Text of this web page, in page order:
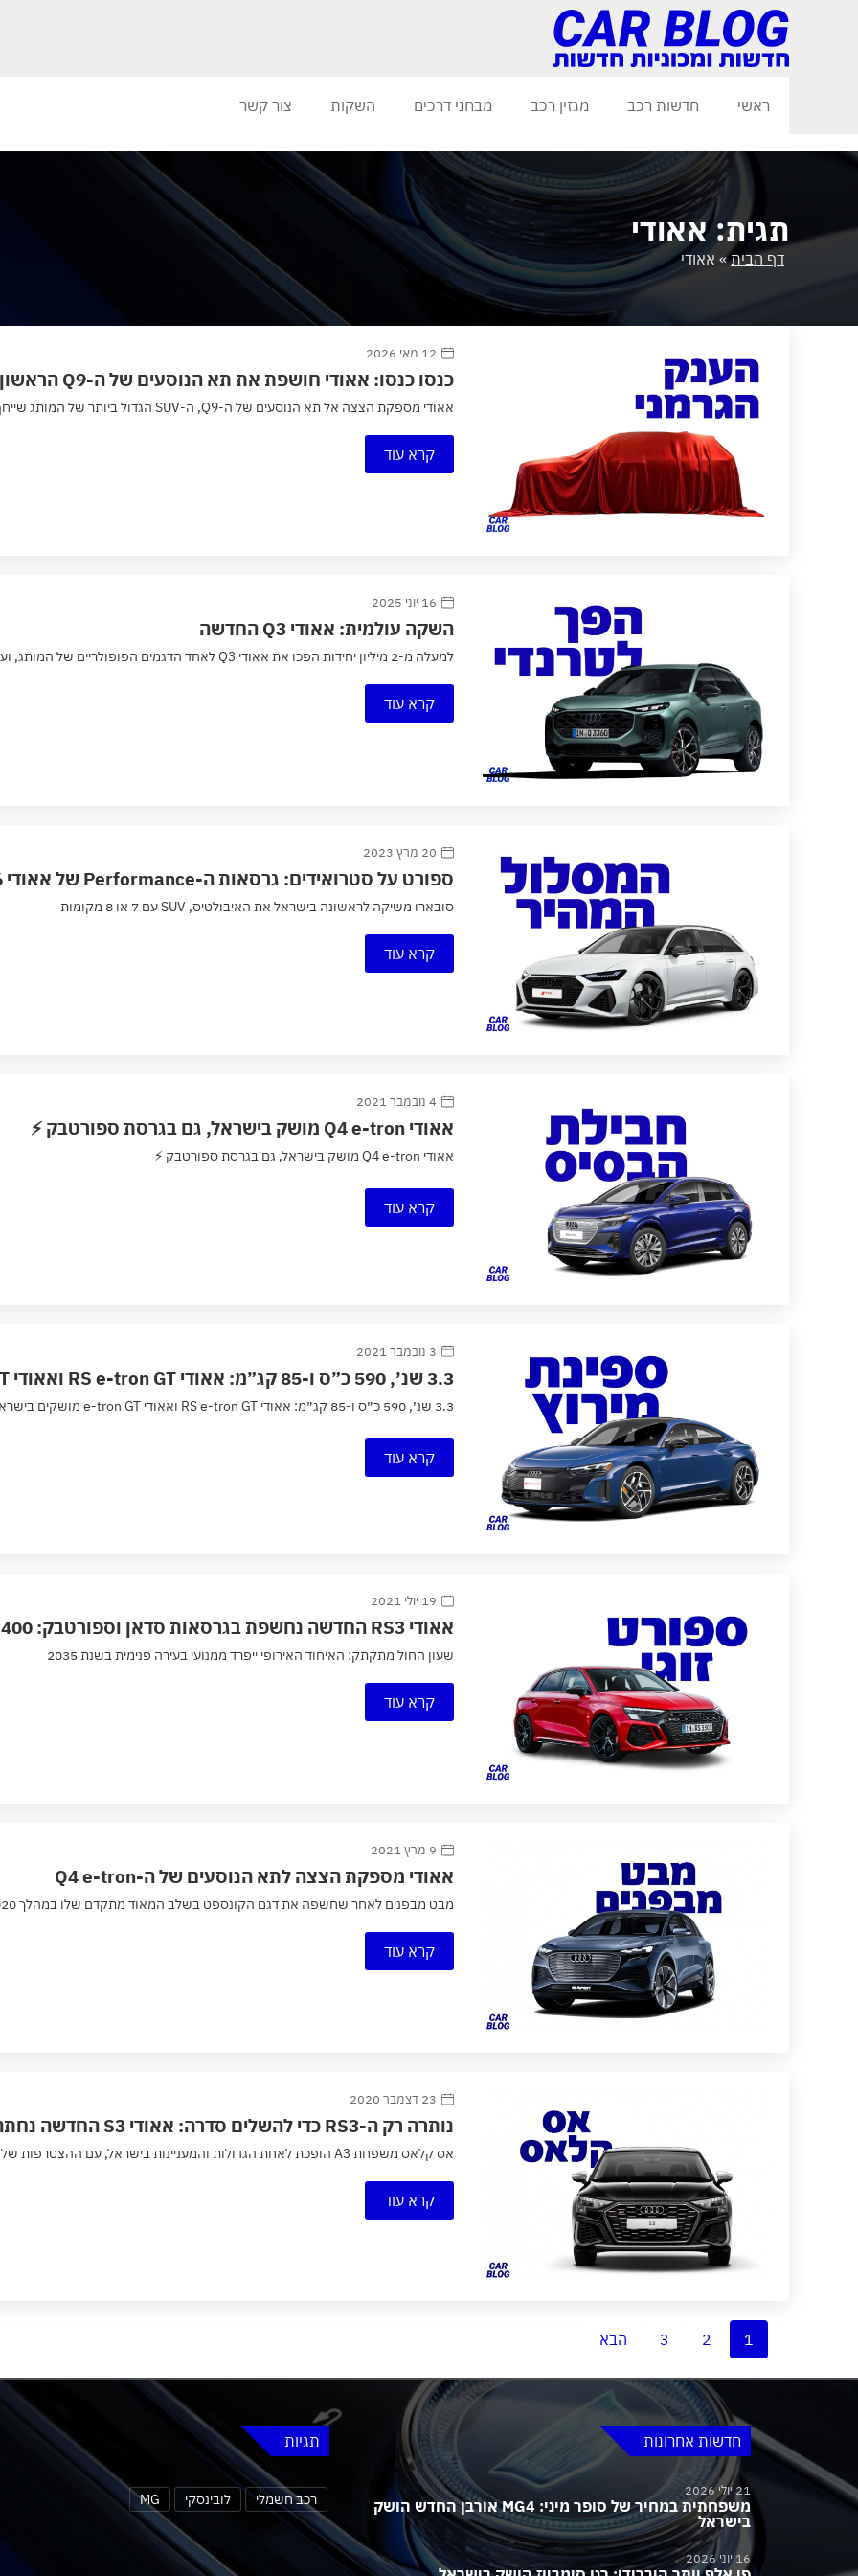
ראשי חדשות רכב מגזין רכב מבחני דרכים השקות צור קשר
תגית: אאודי
דף הבית» אאודי
12 מאי 2026
כנסו כנסו: אאודי חושפת את תא הנוסעים של ה-Q9 הראשון אי פעם
אאודי מספקת הצצה אל תא הנוסעים של ה-Q9, ה-SUV הגדול ביותר של המותג שייחף במלואו בהמשך השנה.
קרא עוד
16 יוני 2025
השקה עולמית: אאודי Q3 החדשה
למעלה מ-2 מיליון יחידות הפכו את אאודי Q3 לאחד הדגמים הפופולריים של המותג, ועכשיו הוא חוזר בדור שלישי וטכנולוגי...
קרא עוד
20 מרץ 2023
ספורט על סטרואידים: גרסאות ה-Performance של אאודי RS6 ו-RS7 נחתו בישראל
סובארו משיקה לראשונה בישראל את האיבולטיס, SUV עם 7 או 8 מקומות
קרא עוד
4 נובמבר 2021
אאודי Q4 e-tron מושק בישראל, גם בגרסת ספורטבק ⚡
אאודי Q4 e-tron מושק בישראל, גם בגרסת ספורטבק ⚡
קרא עוד
3 נובמבר 2021
3.3 שנ׳, 590 כ״ס ו-85 קג״מ: אאודי RS e-tron GT ואאודי e-tron GT מושקים בישראל ⚡
3.3 שנ׳, 590 כ״ס ו-85 קג״מ: אאודי RS e-tron GT ואאודי e-tron GT מושקים בישראל ⚡
קרא עוד
19 יולי 2021
אאודי RS3 החדשה נחשפת בגרסאות סדאן וספורטבק: 400 כ״ס ו-3.8 שנ׳ מ-0 ל-100
שעון החול מתקתק: האיחוד האירופי ייפרד ממנועי בעירה פנימית בשנת 2035
קרא עוד
9 מרץ 2021
אאודי מספקת הצצה לתא הנוסעים של ה-Q4 e-tron
מבט מבפנים לאחר שחשפה את דגם הקונספט בשלב המאוד מתקדם שלו במהלך 2020, אאודי מספקת הצצה אל תא הנוסעים...
קרא עוד
23 דצמבר 2020
נותרה רק ה-RS3 כדי להשלים סדרה: אאודי S3 החדשה נחתה בישראל
אס קלאס משפחת A3 הופכת לאחת הגדולות והמעניינות בישראל, עם ההצטרפות של אאודי S3 החדשה, שתשווק כאן בגרסת Sportback...
קרא עוד
1
2
3 הבא
חדשות אחרונות
21 יולי 2026
משפחתית במחיר של סופר מיני: MG4 אורבן החדש הושק
בישראל
16 יוני 2026
תגיות
רכב חשמלי לובינסקי MG